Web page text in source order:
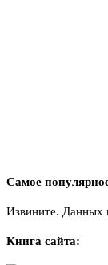
Самое
Извините. Данных
Книга сайта: